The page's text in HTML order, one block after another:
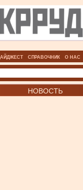
СПРАВОЧНИК О НАС
НОВОСТЬ